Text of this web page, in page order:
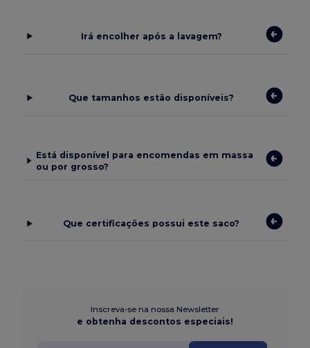
Irá encolher após a lavagem?
Que tamanhos estão disponíveis?
Está disponível para encomendas em massa
ou por grosso?
Que certificações possui este saco?
Inscreva-se na nossa Newsletter
e obtenha descontos especiais!